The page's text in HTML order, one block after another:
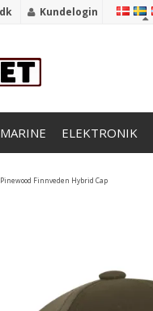
Kundelogin
MARINE ELEKTRONIK
Pinewood Finnveden Hybrid Cap